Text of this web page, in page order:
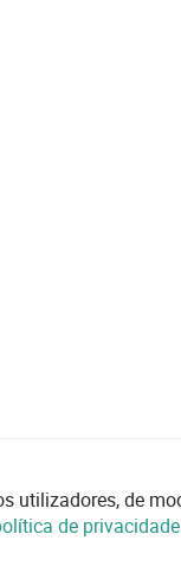
utilizadores, de
de privacidade